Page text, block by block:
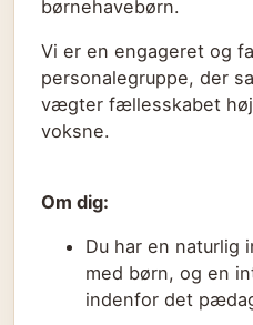
børnehavebørn.
Vi er en engageret og
personalegruppe, der
vægter fællesskabet
voksne.
Om dig:
Du har en naturlig
med børn, og en
indenfor det